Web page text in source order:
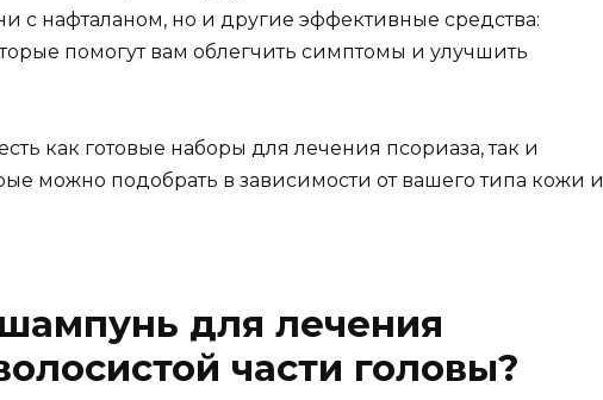
с нафталаном, но и другие эффективные средства:
помогут вам облегчить симптомы и улучшить
как готовые наборы для лечения псориаза, так и
можно подобрать в зависимости от вашего типа кожи и
для лечения
части головы?